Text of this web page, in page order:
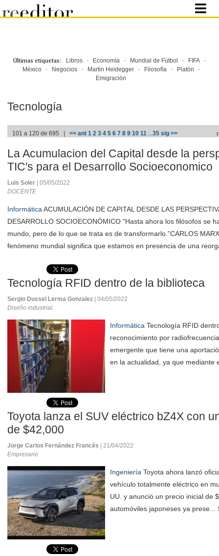
Últimas etiquetas: Libros · Economía · Mundial de Fútbol · FIFA ·
México· Negocios· Martin Heidegger· Filosofía· Platón ·
Emigración
Tecnología
101 a 120 de 695 | << ant 1 2 3 4 5 6 7 8 9 10 11 ...35 sig >>
La Acumulacion del Capital desde la
TIC's para el Desarrollo Socioeconomico
Luis Soler
| 05/05/2022
DOCENTE
Informática ACUMULACIÓN DE CAPITAL DESDE LAS
DESARROLLO SOCIOECONÓMICO "Hasta ahora los filósofos se
mundo, pero de lo que se trata es de transformarlo.”CARLOS
fenómeno mundial significa que estamos en presencia de una
Tecnología RFID dentro de la biblioteca
Sergio Dussel Lerma Gonzalez
| 04/05/2022
Diseño industrial.
Informática Tecnología RFID
reconocimiento por
emergente que tiene una
en la actualidad, ya que mediante
Toyota lanza el SUV eléctrico bZ4X con
de $42,000
Jorge Carlos Fernández Francés
| 21/04/2022
Empresario
Ingeniería Toyota ahora lanzó
vehículo totalmente eléctrico en
UU. y anunció un precio inicial de
automóviles japoneses ya prese...